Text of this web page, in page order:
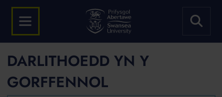
DARLITHOEDD YN Y
GORFFENNOL